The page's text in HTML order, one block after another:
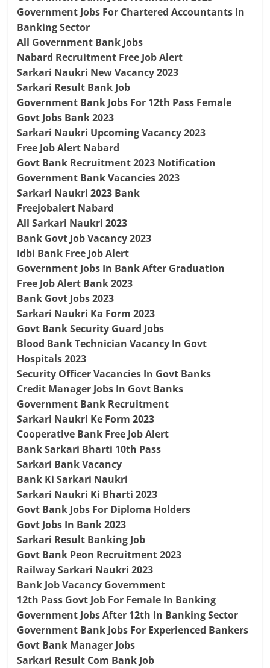
Government Jobs For Chartered Accountants In
Banking Sector
All Government Bank Jobs
Nabard Recruitment Free Job Alert
Sarkari Naukri New Vacancy 2023
Sarkari Result Bank Job
Government Bank Jobs For 12th Pass Female
Govt Jobs Bank 2023
Sarkari Naukri Upcoming Vacancy 2023
Free Job Alert Nabard
Govt Bank Recruitment 2023 Notification
Government Bank Vacancies 2023
Sarkari Naukri 2023 Bank
Freejobalert Nabard
All Sarkari Naukri 2023
Bank Govt Job Vacancy 2023
Idbi Bank Free Job Alert
Government Jobs In Bank After Graduation
Free Job Alert Bank 2023
Bank Govt Jobs 2023
Sarkari Naukri Ka Form 2023
Govt Bank Security Guard Jobs
Blood Bank Technician Vacancy In Govt
Hospitals 2023
Security Officer Vacancies In Govt Banks
Credit Manager Jobs In Govt Banks
Government Bank Recruitment
Sarkari Naukri Ke Form 2023
Cooperative Bank Free Job Alert
Bank Sarkari Bharti 10th Pass
Sarkari Bank Vacancy
Bank Ki Sarkari Naukri
Sarkari Naukri Ki Bharti 2023
Govt Bank Jobs For Diploma Holders
Govt Jobs In Bank 2023
Sarkari Result Banking Job
Govt Bank Peon Recruitment 2023
Railway Sarkari Naukri 2023
Bank Job Vacancy Government
12th Pass Govt Job For Female In Banking
Government Jobs After 12th In Banking Sector
Government Bank Jobs For Experienced Bankers
Govt Bank Manager Jobs
Sarkari Result Com Bank Job